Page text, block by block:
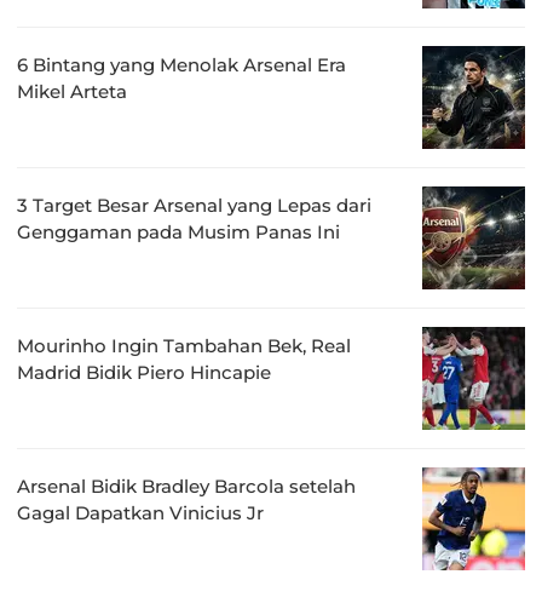
6 Bintang yang Menolak Arsenal Era
Mikel Arteta
3 Target Besar Arsenal yang Lepas dari
Genggaman pada Musim Panas Ini
Mourinho Ingin Tambahan Bek, Real
Madrid Bidik Piero Hincapie
Arsenal Bidik Bradley Barcola setelah
Gagal Dapatkan Vinicius Jr